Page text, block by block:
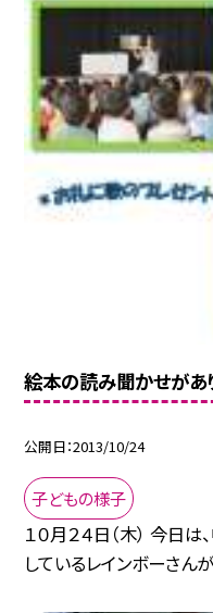
絵本の読み聞かせがあ
公開日 2013/10/24
子どもの様子
１０月２４日（木） 今日
しているレインボーさん